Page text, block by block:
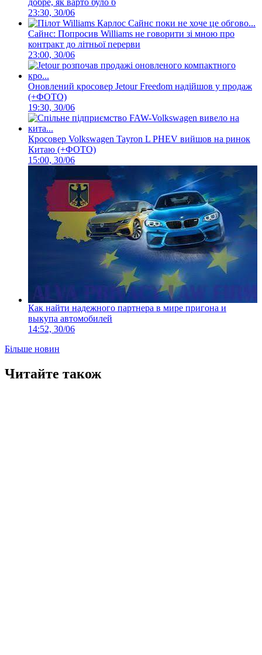
добре, як варто було б
23:30, 30/06
Сайнс: Попросив Williams не говорити зі мною про
контракт до літньої перерви
23:00, 30/06
Оновлений кросовер Jetour Freedom надійшов у продаж
(+ФОТО)
19:30, 30/06
Кросовер Volkswagen Tayron L PHEV вийшов на ринок
Китаю (+ФОТО)
15:00, 30/06
Как найти надежного партнера в мире пригона и
выкупа автомобилей
14:52, 30/06
Більше новин
Читайте також